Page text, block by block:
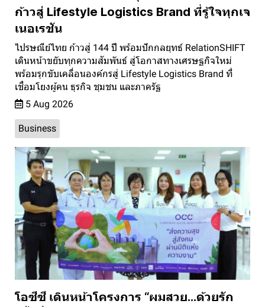
ก้าวสู่ Lifestyle Logistics Brand ที่รู้ใจทุกเจ
เนอเรชัน
ไปรษณีย์ไทย ก้าวสู่ 144 ปี พร้อมปักกลยุทธ์ RelationSHIFT
เดินหน้าขยับทุกความสัมพันธ์ สู่โอกาสทางเศรษฐกิจใหม่
พร้อมรุกขับเคลื่อนองค์กรสู่ Lifestyle Logistics Brand ที่
เชื่อมโยงผู้คน ธุรกิจ ชุมชน และภาครัฐ
5 Aug 2026
Business
โอซีซี เดินหน้าโครงการ “ผมสวย...ด้วยรัก